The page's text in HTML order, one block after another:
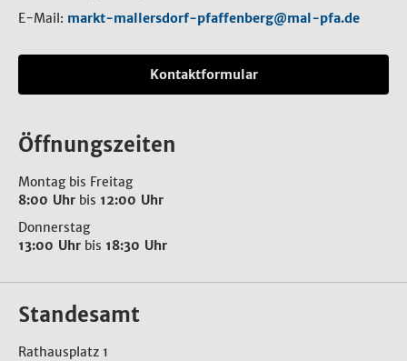
E-Mail: markt-mallersdorf-pfaffenberg@mal-pfa.de
Kontaktformular
Öffnungszeiten
Montag bis Freitag
8:00 Uhr bis 12:00 Uhr
Donnerstag
13:00 Uhr bis 18:30 Uhr
Standesamt
Rathausplatz 1